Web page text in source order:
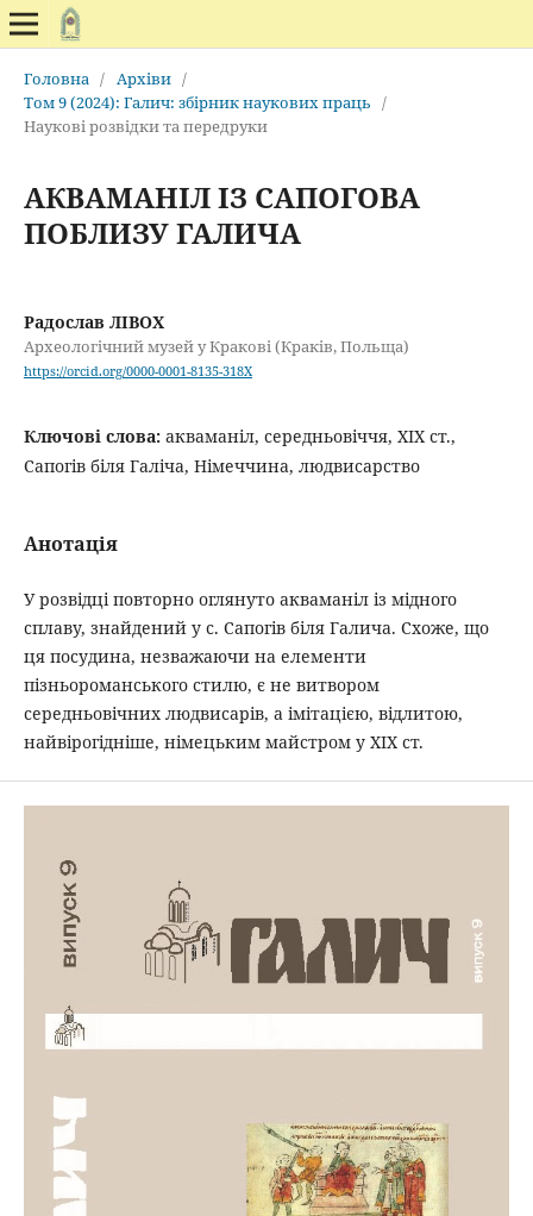
Головна / Архіви /
Том 9 (2024): Галич: збірник наукових праць /
Наукові розвідки та передруки
АКВАМАНІЛ ІЗ САПОГОВА
ПОБЛИЗУ ГАЛИЧА
Радослав ЛІВОХ
Археологічний музей у Кракові (Краків, Польща)
https://orcid.org/0000-0001-8135-318X
Ключові слова: акваманіл, середньовіччя, ХІХ ст.,
Сапогів біля Галіча, Німеччина, людвисарство
Анотація
У розвідці повторно оглянуто акваманіл із мідного
сплаву, знайдений у с. Сапогів біля Галича. Схоже, що
ця посудина, незважаючи на елементи
пізньороманського стилю, є не витвором
середньовічних людвисарів, а імітацією, відлитою,
найвірогідніше, німецьким майстром у ХІХ ст.